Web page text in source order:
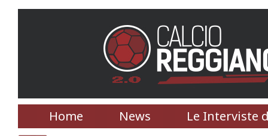
Home News Le Interviste